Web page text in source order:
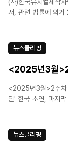
서, 관련 법률에 의
뉴스클리핑
<2025년3월
<2025년3월>2주차
딘' 한국 초연, 마지
르', 25주년 공연 성황
뉴스클리핑